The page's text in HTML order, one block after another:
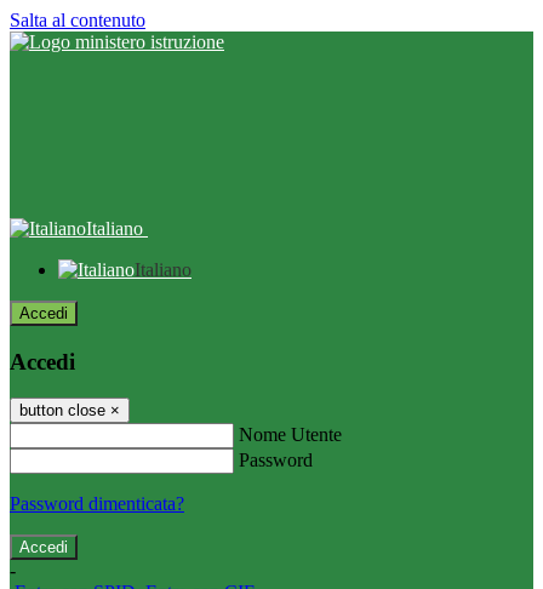
Salta al contenuto
Italiano
Italiano
Accedi
Accedi
button close ×
Nome Utente
Password
Password dimenticata?
-